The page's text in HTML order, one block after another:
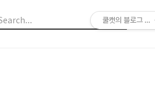
쿨캣의 블로그 놀